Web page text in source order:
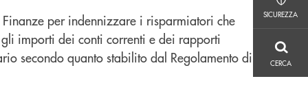
SICUREZZA
CERCA
CERCA
Finanze per indennizzare i risparmiatori che
importi dei conti correnti e dei rapporti
secondo quanto stabilito dal Regolamento di